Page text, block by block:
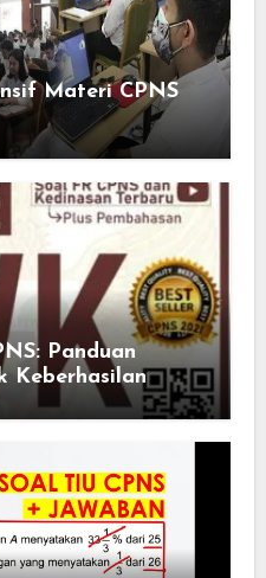
Materi CPNS
Panduan
Keberhasilan